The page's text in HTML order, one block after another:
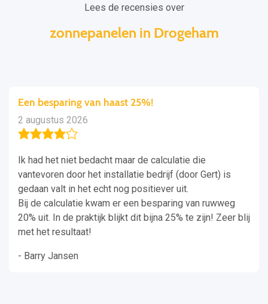
Lees de recensies over
zonnepanelen in Drogeham
Een besparing van haast 25%!
2 augustus 2026
Ik had het niet bedacht maar de calculatie die
vantevoren door het installatie bedrijf (door Gert) is
gedaan valt in het echt nog positiever uit.
Bij de calculatie kwam er een besparing van ruwweg
20% uit. In de praktijk blijkt dit bijna 25% te zijn! Zeer blij
met het resultaat!
- Barry Jansen